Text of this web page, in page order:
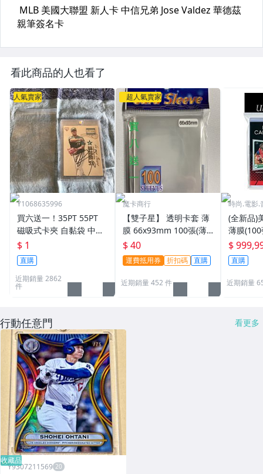
看此商品的人也看了
人氣賣家
Y1068635996
買六送一！35PT 55PT
磁吸式卡夾 自黏袋 中華
職棒球員卡 遊戲王 寶可
夢PTCG 漫威 ultra pro
可用
$ 1
直購
近期銷量 2862
件
超人氣賣家
魔卡商行
【雙子星】 透明卡套 薄
膜 66x93mm 100張(薄)
適用 BBM MLB Topps C
PBL 球員卡
$ 40
運費抵用券 折扣碼 直購
近期銷量 452 件
時尚.電影.
(全新品)
薄膜
次到貨
$
直購
近期銷量
行動任意門 看更多
收藏品
Y9307211569